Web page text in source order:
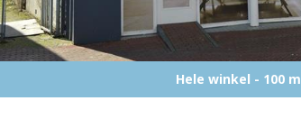
Hele winkel - 100 m